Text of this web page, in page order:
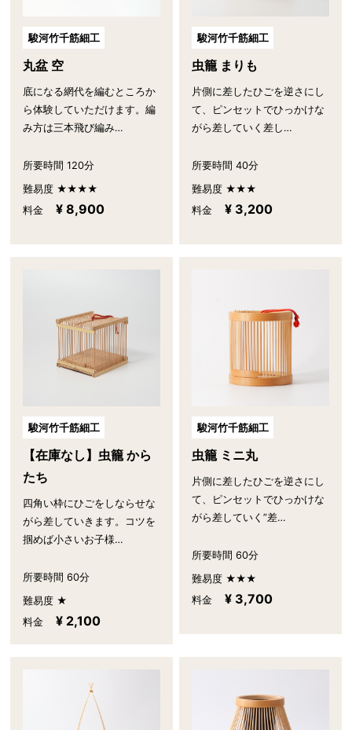
駿河竹千筋細工
丸盆 空
底になる網代を編むところか
ら体験していただけます。編
み方は三本飛び編み…
所要時間 120分
難易度 ★★★★
料金
¥ 8,900
駿河竹千筋細工
虫籠 まりも
片側に差したひごを逆さにし
て、ピンセットでひっかけな
がら差していく差し…
所要時間 40分
難易度 ★★★
料金
¥ 3,200
駿河竹千筋細工
【在庫なし】虫籠 から
たち
四角い枠にひごをしならせな
がら差していきます。コツを
掴めば小さいお子様…
所要時間 60分
難易度 ★
料金
¥ 2,100
駿河竹千筋細工
虫籠 ミニ丸
片側に差したひごを逆さにし
て、ピンセットでひっかけな
がら差していく”差…
所要時間 60分
難易度 ★★★
料金
¥ 3,700